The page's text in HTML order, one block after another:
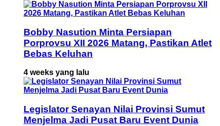
Bobby Nasution Minta Persiapan
Porprovsu XII 2026 Matang, Pastikan Atlet
Bebas Keluhan
4 weeks yang lalu
Legislator Senayan Nilai Provinsi Sumut
Menjelma Jadi Pusat Baru Event Dunia